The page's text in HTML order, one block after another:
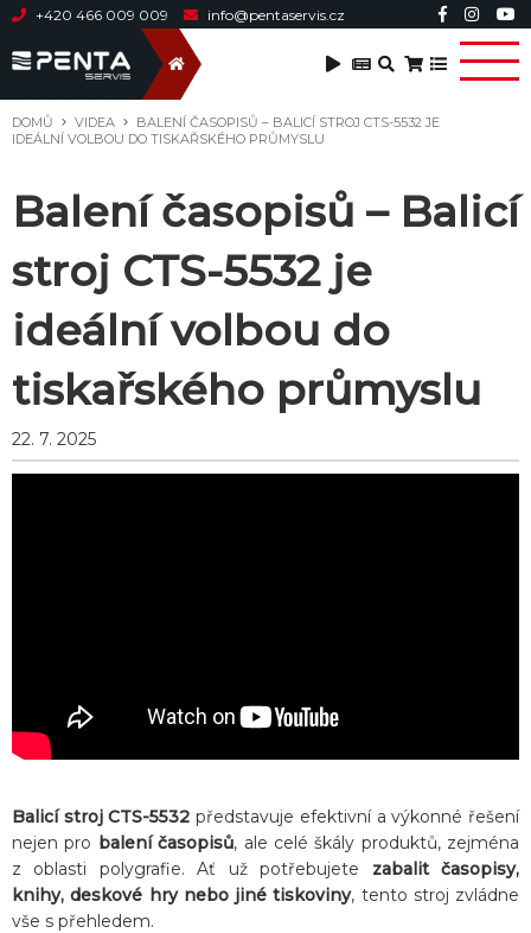
+420 466 009 009 info@pentaservis.cz
DOMŮ VIDEA
BALENÍ ČASOPISŮ – BALICÍ STROJ CTS-5532 JE
IDEÁLNÍ VOLBOU DO TISKAŘSKÉHO PRŮMYSLU
Balení časopisů – Balicí
stroj CTS-5532 je
ideální volbou do
tiskařského průmyslu
22. 7. 2025
Balicí stroj CTS-5532 představuje efektivní a výkonné řešení
nejen pro balení časopisů, ale celé škály produktů, zejména
z oblasti polygrafie. Ať už potřebujete zabalit časopisy,
knihy, deskové hry nebo jiné tiskoviny, tento stroj zvládne
vše s přehledem.